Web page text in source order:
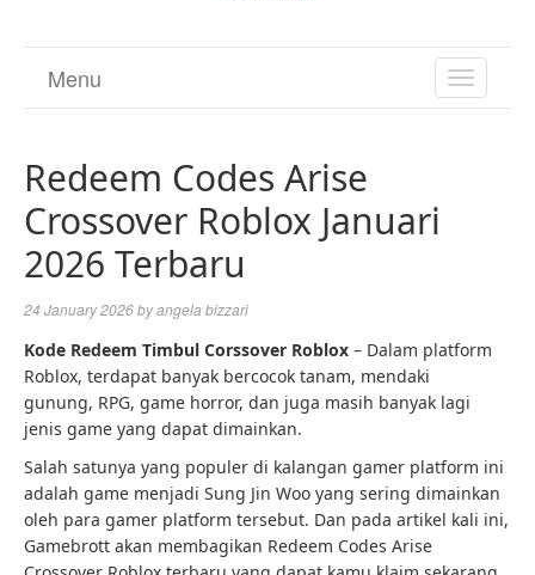
TOGGLE
Menu
Redeem Codes Arise
Crossover Roblox Januari
2026 Terbaru
24 January 2026byangela bizzari
Kode Redeem Timbul Corssover Roblox – Dalam platform
Roblox, terdapat banyak bercocok tanam, mendaki
gunung, RPG, game horror, dan juga masih banyak lagi
jenis game yang dapat dimainkan.
Salah satunya yang populer di kalangan gamer platform ini
adalah game menjadi Sung Jin Woo yang sering dimainkan
oleh para gamer platform tersebut. Dan pada artikel kali ini,
Gamebrott akan membagikan Redeem Codes Arise